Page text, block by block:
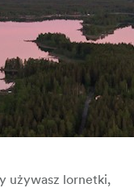
używasz lornetki,